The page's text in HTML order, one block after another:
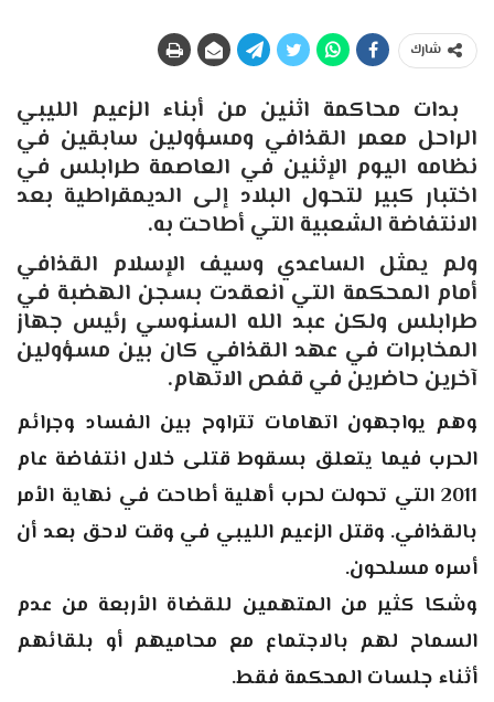
شارك
بدات محاكمة اثنين من أبناء الزعيم الليبي
الراحل معمر القذافي ومسؤولين سابقين في
نظامه اليوم الإثنين في العاصمة طرابلس في
اختبار كبير لتحول البلاد إلى الديمقراطية بعد
الانتفاضة الشعبية التي أطاحت به.
ولم يمثل الساعدي وسيف الإسلام القذافي
أمام المحكمة التي انعقدت بسجن الهضبة في
طرابلس ولكن عبد الله السنوسي رئيس جهاز
المخابرات في عهد القذافي كان بين مسؤولين
آخرين حاضرين في قفص الاتهام.
وهم يواجهون اتهامات تتراوح بين الفساد وجرائم
الحرب فيما يتعلق بسقوط قتلى خلال انتفاضة عام
2011 التي تحولت لحرب أهلية أطاحت في نهاية الأمر
بالقذافي. وقتل الزعيم الليبي في وقت لاحق بعد أن
أسره مسلحون.
وشكا كثير من المتهمين للقضاة الأربعة من عدم
السماح لهم بالاجتماع مع محاميهم أو بلقائهم
أثناء جلسات المحكمة فقط.